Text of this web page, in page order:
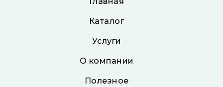
Каталог
Услуги
О компании
Полезное